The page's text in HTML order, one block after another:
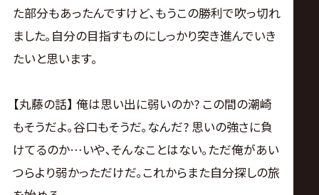
た部分もあったんですけど､もうこの勝利で吹っ切れ
ました｡自分の目指すものにしっかり突き進んでいき
たいと思います。
【丸藤の話】 俺は思い出に弱いのか? この間の潮崎
もそうだよ｡谷口もそうだ｡なんだ? 思いの強さに負
けてるのか…いや､そんなことはない｡ただ俺があい
つらより弱かっただけだ｡これからまた自分探しの旅